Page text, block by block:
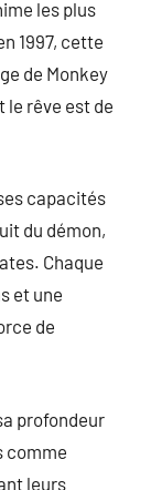
les plus
1997, cette
de Monkey
le rêve est de
capacités
du démon,
Chaque
et une
de
profondeur
comme
leurs